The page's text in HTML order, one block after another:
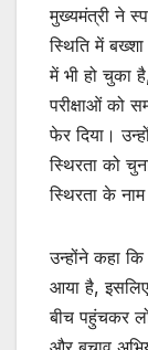
मुख्यमंत्री ने
स्थिति में
में भी हो चुका
परीक्षाओं को
फेर दिया।
स्थिरता को
स्थिरता के नाम
उन्होंने कहा
आया है,
बीच पहुंचकर